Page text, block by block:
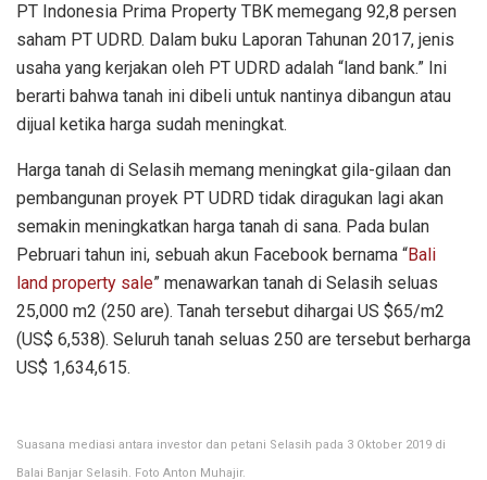
PT Indonesia Prima Property TBK memegang 92,8 persen
saham PT UDRD. Dalam buku Laporan Tahunan 2017, jenis
usaha yang kerjakan oleh PT UDRD adalah “land bank.” Ini
berarti bahwa tanah ini dibeli untuk nantinya dibangun atau
dijual ketika harga sudah meningkat.
Harga tanah di Selasih memang meningkat gila-gilaan dan
pembangunan proyek PT UDRD tidak diragukan lagi akan
semakin meningkatkan harga tanah di sana. Pada bulan
Pebruari tahun ini, sebuah akun Facebook bernama “Bali
land property sale” menawarkan tanah di Selasih seluas
25,000 m2 (250 are). Tanah tersebut dihargai US $65/m2
(US$ 6,538). Seluruh tanah seluas 250 are tersebut berharga
US$ 1,634,615.
Suasana mediasi antara investor dan petani Selasih pada 3 Oktober 2019 di
Balai Banjar Selasih. Foto Anton Muhajir.